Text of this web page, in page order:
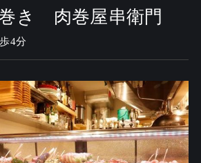
き 肉巻屋串衛門
4分